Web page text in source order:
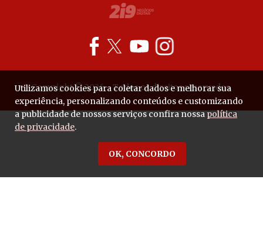
Copyright © 2026 - Todos os direitos reservados.
Utilizamos cookies para coletar dados e melhorar sua
experiência, personalizando conteúdos e customizando
a publicidade de nossos serviços confira nossapolítica
de privacidade.
OK, CONCORDO